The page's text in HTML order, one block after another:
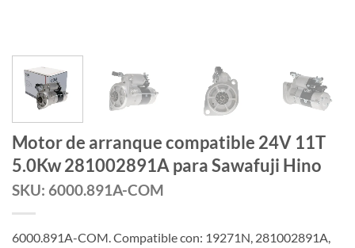
Motor de arranque compatible 24V 11T
5.0Kw 281002891A para Sawafuji Hino
SKU: 6000.891A-COM
6000.891A-COM. Compatible con: 19271N, 281002891A,